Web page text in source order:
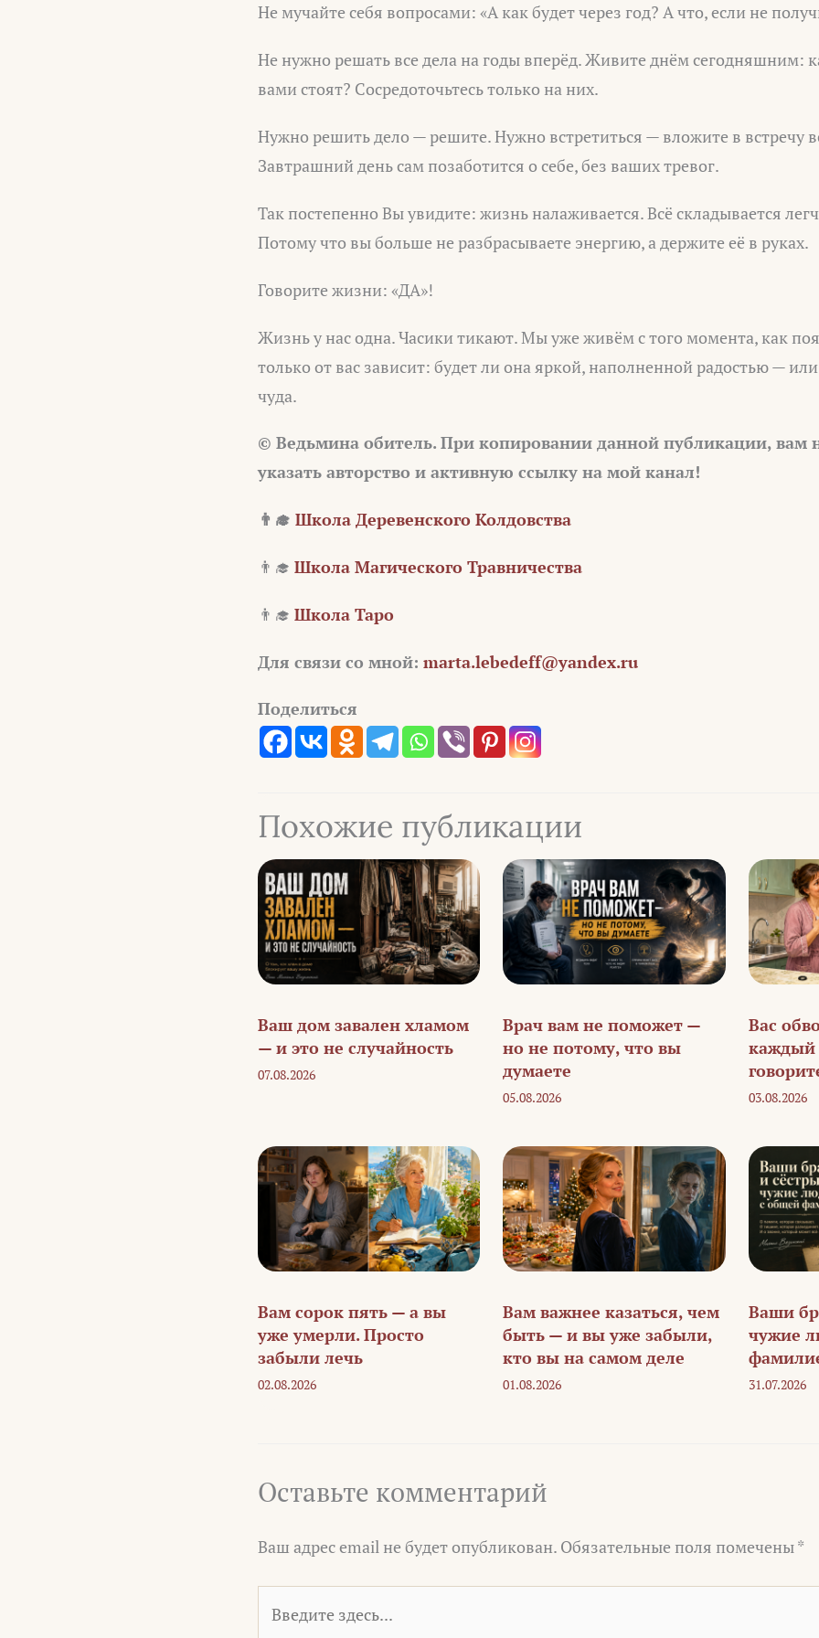
Не мучайте себя вопросами: «А как будет через год? А что, если не
Не нужно решать все дела на годы вперёд. Живите днём сегодняшним:
вами стоят? Сосредоточьтесь только на них.
Нужно решить дело — решите. Нужно встретиться — вложите в встречу
Завтрашний день сам позаботится о себе, без ваших тревог.
Так постепенно Вы увидите: жизнь налаживается. Всё складывается
Потому что вы больше не разбрасываете энергию, а держите её в руках.
Говорите жизни: «ДА»!
Жизнь у нас одна. Часики тикают. Мы уже живём с того момента, как
только от вас зависит: будет ли она яркой, наполненной радостью —
чуда.
© Ведьмина обитель. При копировании данной публикации, вам
указать авторство и активную ссылку на мой канал!
👨‍🎓 Школа Деревенского Колдовства
👨‍🎓 Школа Магического Травничества
👨‍🎓 Школа Таро
Для связи со мной: marta.lebedeff@yandex.ru
Поделиться
Похожие публикации
Ваш дом завален хламом
— и это не случайность
07.08.2026
Врач вам не поможет —
но не потому, что вы
думаете
05.08.2026
Вас
каждый
03.08.2026
Вам сорок пять — а вы
уже умерли. Просто
забыли лечь
02.08.2026
Вам важнее казаться, чем
быть — и вы уже забыли,
кто вы на самом деле
01.08.2026
Ваши
чужие
31.07.2026
Оставьте комментарий
Ваш адрес email не будет опубликован. Обязательные поля помечены*
здесь...